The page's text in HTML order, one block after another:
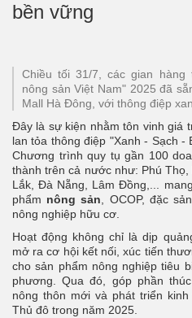
bền vững
Chiều tối 31/7, các gian
nông sản Việt Nam" 2025 đã
Mall Hà Đông, với thông điệp
Đây là sự kiện nhằm tôn vinh giá
lan tỏa thông điệp "Xanh - Sạch -
Chương trình quy tụ gần 100
thành trên cả nước như: Phú
Lắk, Đà Nẵng, Lâm Đồng,...
phẩm nông sản , OCOP, đặc
nông nghiệp hữu cơ.
Hoạt động không chỉ là dịp
mở ra cơ hội kết nối, xúc tiến
cho sản phẩm nông nghiệp tiêu
phương. Qua đó, góp phần
nông thôn mới và phát triển
Thủ đô trong năm 2025.